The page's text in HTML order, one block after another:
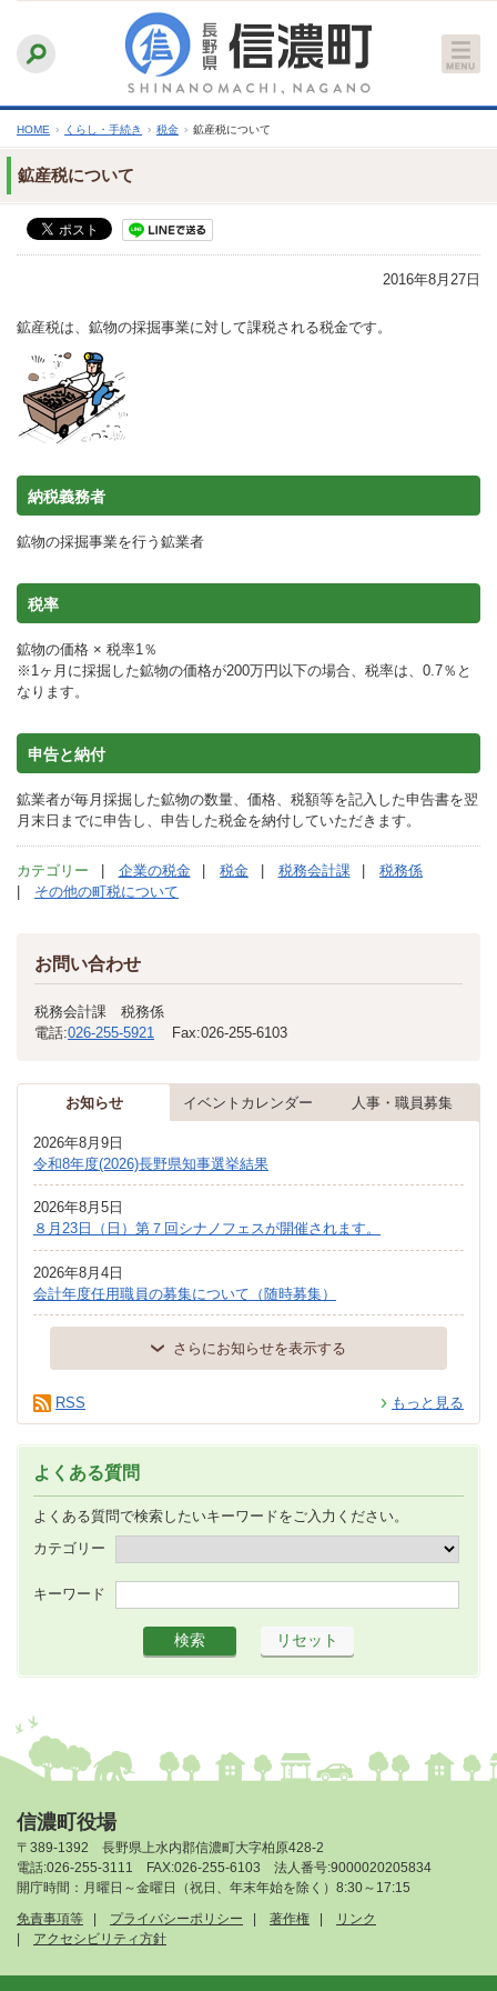
文
へ
ふりがなをつける
文字サイズ
縮小 標準 拡大
HOME › くらし・手続き › 税金 › 鉱産税について
鉱産税について
2016年8月27日
鉱産税は、鉱物の採掘事業に対して課税される税金です。
納税義務者
鉱物の採掘事業を行う鉱業者
税率
鉱物の価格 × 税率1％
※1ヶ月に採掘した鉱物の価格が200万円以下の場合、税率は、0.7％と
なります。
申告と納付
鉱業者が毎月採掘した鉱物の数量、価格、税額等を記入した申告書を翌
月末日までに申告し、申告した税金を納付していただきます。
カテゴリー 企業の税金 税金 税務会計課
税務係
その他の町税について
お問い合わせ
税務会計課 税務係
電話:026-255-5921 Fax:026-255-6103
お知らせ イベントカレンダー 人事・職員募集
2026年8月9日
令和8年度(2026)長野県知事選挙結果
2026年8月5日
８月23日（日）第７回シナノフェスが開催されます。
2026年8月4日
会計年度任用職員の募集について（随時募集）
さらにお知らせを表示する
もっと見る
RSS
よくある質問
よくある質問で検索したいキーワードをご入力ください。
カテゴリー
キーワード
信濃町役場
〒389-1392 長野県上水内郡信濃町大字柏原428-2
電話:026-255-3111 FAX:026-255-6103 法人番号:9000020205834
開庁時間：月曜日～金曜日（祝日、年末年始を除く）8:30～17:15
免責事項等
プライバシーポリシー 著作権
リンク
アクセシビリティ方針